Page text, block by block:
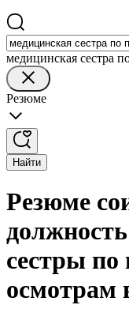
медицинская сестра
Резюме
Найти
Резюме
сестры по
осмотрам